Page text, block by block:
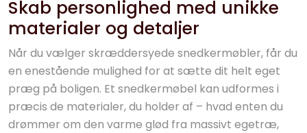
Skab personlighed med unikke
materialer og detaljer
Når du vælger skræddersyede snedkermøbler, får du
en enestående mulighed for at sætte dit helt eget
præg på boligen. Et snedkermøbel kan udformes i
præcis de materialer, du holder af – hvad enten du
drømmer om den varme glød fra massivt egetræ,